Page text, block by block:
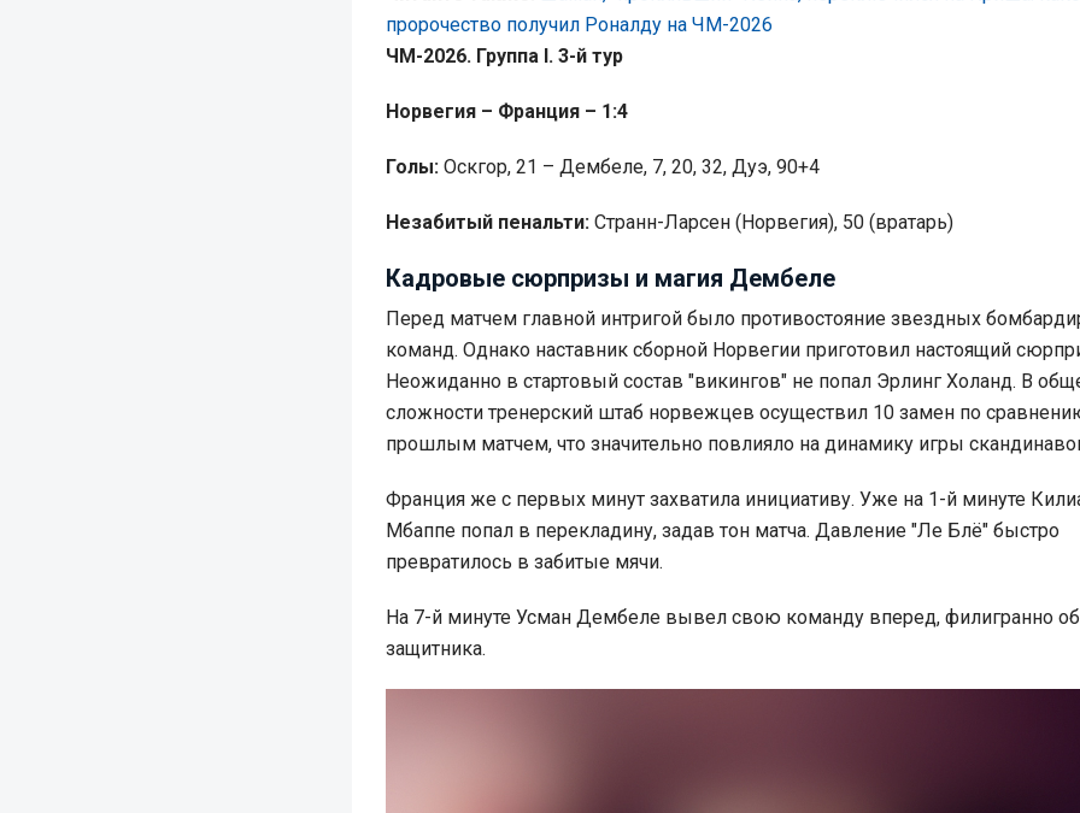
пророчество получил Роналду на ЧМ-2026
ЧМ-2026. Группа I. 3-й тур
Норвегия – Франция – 1:4
Голы: Оскгор, 21 – Дембеле, 7, 20, 32, Дуэ, 90+4
Незабитый пенальти: Странн-Ларсен (Норвегия), 50 (вратарь)
Кадровые сюрпризы и магия Дембеле
Перед матчем главной интригой было противостояние звездных
команд. Однако наставник сборной Норвегии приготовил настоящий
Неожиданно в стартовый состав "викингов" не попал Эрлинг Холанд. В
сложности тренерский штаб норвежцев осуществил 10 замен по
прошлым матчем, что значительно повлияло на динамику игры
Франция же с первых минут захватила инициативу. Уже на 1-й минуте
Мбаппе попал в перекладину, задав тон матча. Давление "Ле Блё" быстро
превратилось в забитые мячи.
На 7-й минуте Усман Дембеле вывел свою команду вперед, филигранно
защитника.